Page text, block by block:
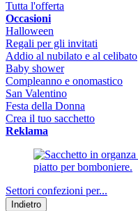
Tutta l'offerta
Occasioni
Halloween
Regali per gli invitati
Addio al nubilato e al celibato
Baby shower
Compleanno e onomastico
San Valentino
Festa della Donna
Crea il tuo sacchetto
Reklama
Settori confezioni per...
Indietro